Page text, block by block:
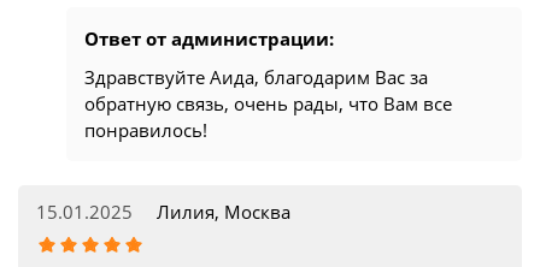
Ответ от администрации:
Здравствуйте Аида, благодарим Вас за
обратную связь, очень рады, что Вам все
понравилось!
15.01.2025 Лилия, Москва